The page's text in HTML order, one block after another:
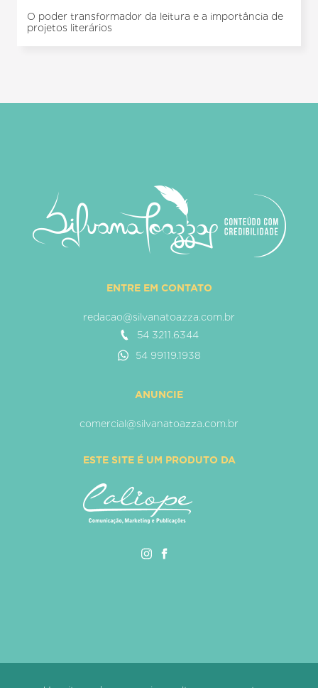
O poder transformador da leitura e a importância de
projetos literários
ENTRE EM CONTATO
redacao@silvanatoazza.com.br
54 3211.6344
54 99119.1938
ANUNCIE
comercial@silvanatoazza.com.br
ESTE SITE É UM PRODUTO DA